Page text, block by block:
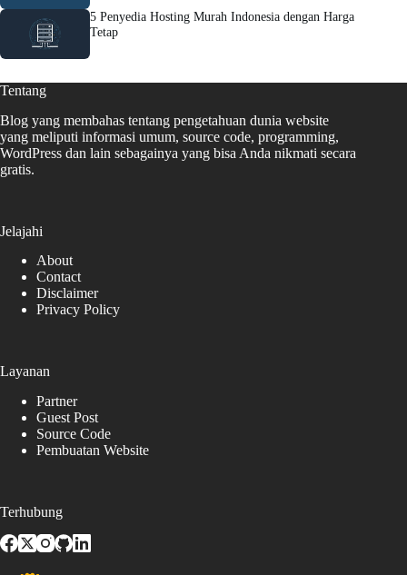
5 Penyedia Hosting Murah Indonesia dengan Harga
Tetap
Tentang
Blog yang membahas tentang pengetahuan dunia website
yang meliputi informasi umum, source code, programming,
WordPress dan lain sebagainya yang bisa Anda nikmati secara
gratis.
Jelajahi
About
Contact
Disclaimer
Privacy Policy
Layanan
Partner
Guest Post
Source Code
Pembuatan Website
Terhubung